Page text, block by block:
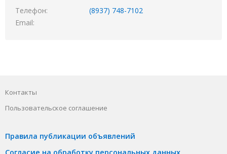
Телефон
(8937) 748-7102
Email
Контакты
Пользовательское соглашение
Правила публикации объявлений